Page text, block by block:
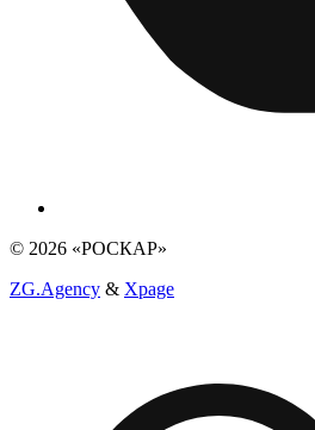
© 2026 «РОСКАР»
ZG.Agency & Xpage